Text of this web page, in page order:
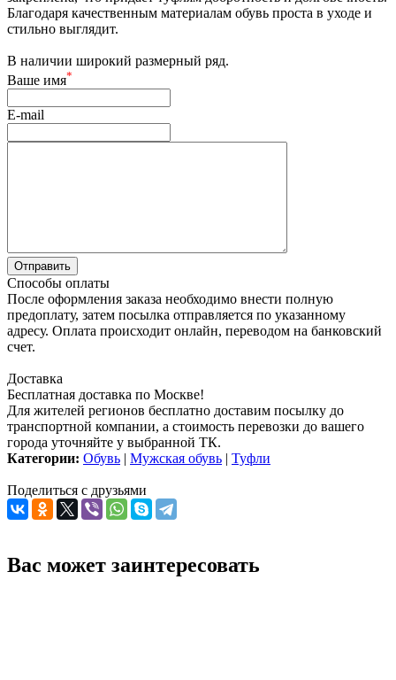
Благодаря качественным материалам обувь проста в уходе и
стильно выглядит.
В наличии широкий размерный ряд.
Ваше имя*
E-mail
Способы оплаты
После оформления заказа необходимо внести полную
предоплату, затем посылка отправляется по указанному
адресу. Оплата происходит онлайн, переводом на банковский
счет.
Доставка
Бесплатная доставка по Москве!
Для жителей регионов бесплатно доставим посылку до
транспортной компании, а стоимость перевозки до вашего
города уточняйте у выбранной ТК.
Категории: Обувь | Мужская обувь | Туфли
Поделиться с друзьями
Вас может заинтересовать